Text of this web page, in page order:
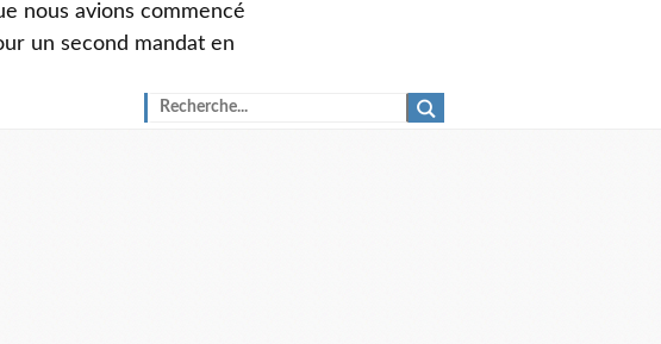
nous avions commencé
un second mandat en